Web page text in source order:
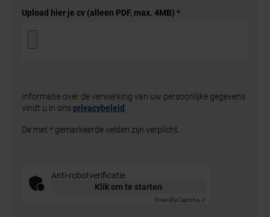
Upload hier je cv (alleen PDF, max. 4MB)*
Informatie over de verwerking van uw persoonlijke gegevens
vindt u in ons privacybeleid
De met * gemarkeerde velden zijn verplicht.
Anti-robotverificatie
Klik om te starten
FriendlyCaptcha ⇗